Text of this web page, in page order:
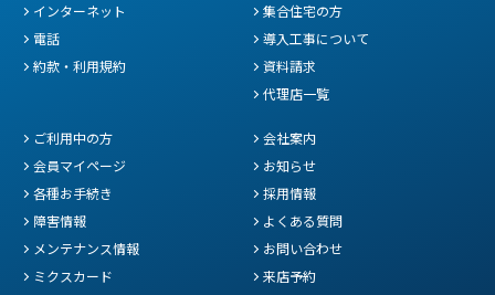
インターネット
電話
約款・利用規約
集合住宅の方
導入工事について
資料請求
代理店一覧
ご利用中の方
会員マイページ
各種お手続き
障害情報
メンテナンス情報
ミクスカード
会社案内
お知らせ
採用情報
よくある質問
お問い合わせ
来店予約